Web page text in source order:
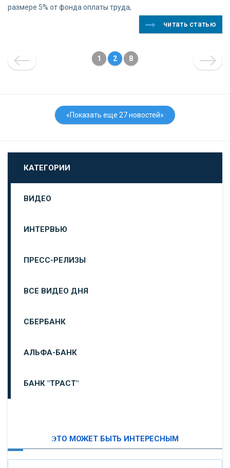
размере 5% от фонда оплаты труда,
читать статью
1 2 8
«Показать еще 27 новостей»
КАТЕГОРИИ
ВИДЕО
ИНТЕРВЬЮ
ПРЕСС-РЕЛИЗЫ
ВСЕ ВИДЕО ДНЯ
СБЕРБАНК
АЛЬФА-БАНК
БАНК "ТРАСТ"
ЭТО МОЖЕТ БЫТЬ ИНТЕРЕСНЫМ